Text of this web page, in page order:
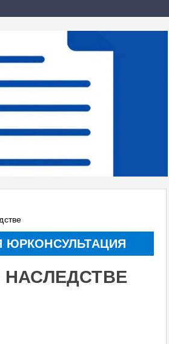
ЮРКОНСУЛЬТАЦИЯ